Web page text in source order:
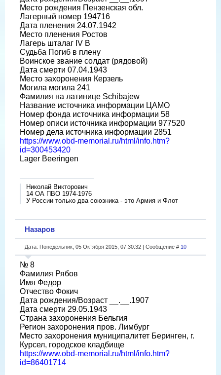
Место рождения Пензенская обл.
Лагерный номер 194716
Дата пленения 24.07.1942
Место пленения Ростов
Лагерь шталаг IV B
Судьба Погиб в плену
Воинское звание солдат (рядовой)
Дата смерти 07.04.1943
Место захоронения Керзель
Могила могила 241
Фамилия на латинице Schibajew
Название источника информации ЦАМО
Номер фонда источника информации 58
Номер описи источника информации 977520
Номер дела источника информации 2851
https://www.obd-memorial.ru/html/info.htm?
id=300453420
Lager Beeringen
Николай Викторович
14 ОА ПВО 1974-1976
У России только два союзника - это Армия и Флот
Назаров
Дата: Понедельник, 05 Октября 2015, 07:30:32 | Сообщение # 10
№ 8
Фамилия Рябов
Имя Федор
Отчество Фокич
Дата рождения/Возраст __.__.1907
Дата смерти 29.05.1943
Страна захоронения Бельгия
Регион захоронения пров. Лимбург
Место захоронения муниципалитет Беринген, г.
Курсел, городское кладбище
https://www.obd-memorial.ru/html/info.htm?
id=86401714